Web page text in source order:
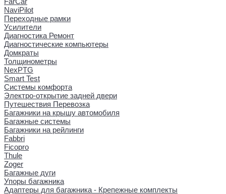
NaviPilot
Переходные рамки
Усилители
Диагностика Ремонт
Диагностические компьютеры
Домкраты
Толщинометры
NexPTG
Smart Test
Системы комфорта
Электро-открытие задней двери
Путешествия Перевозка
Багажники на крышу автомобиля
Багажные системы
Багажники на рейлинги
Fabbri
Ficopro
Thule
Zoger
Багажные дуги
Упоры багажника
Адаптеры для багажника - Крепежные комплекты